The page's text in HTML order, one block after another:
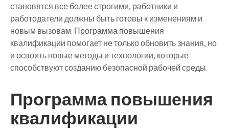
становятся все более строгими, работники и
работодатели должны быть готовы к изменениям и
новым вызовам. Программа повышения
квалификации помогает не только обновить знания, но
и освоить новые методы и технологии, которые
способствуют созданию безопасной рабочей среды.
Программа повышения
квалификации